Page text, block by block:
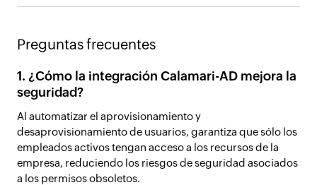
Preguntas frecuentes
1. ¿Cómo la integración Calamari-AD mejora la
seguridad?
Al automatizar el aprovisionamiento y
desaprovisionamiento de usuarios, garantiza que sólo los
empleados activos tengan acceso a los recursos de la
empresa, reduciendo los riesgos de seguridad asociados
a los permisos obsoletos.